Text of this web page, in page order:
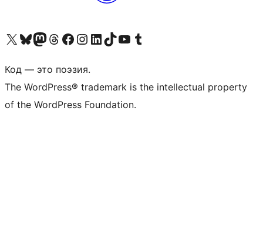
Посетите нас в X (ранее Twitter)
Посетите нашу учётную запись в Bluesky
Посетите нашу ленту в Mastodon
Посетите нашу учётную запись в Threads
Посетите нашу страницу на Facebook
Посетите наш Instagram
Посетите нашу страницу в LinkedIn
Посетите нашу учётную запись в TikTok
Посетите наш канал YouTube
Посетите нашу учётную запись в Tumblr
Код — это поэзия.
The WordPress® trademark is the intellectual property
of the WordPress Foundation.